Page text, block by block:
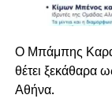
Ο Μπάμπης
θέτει ξεκάθαρα
Αθήνα.